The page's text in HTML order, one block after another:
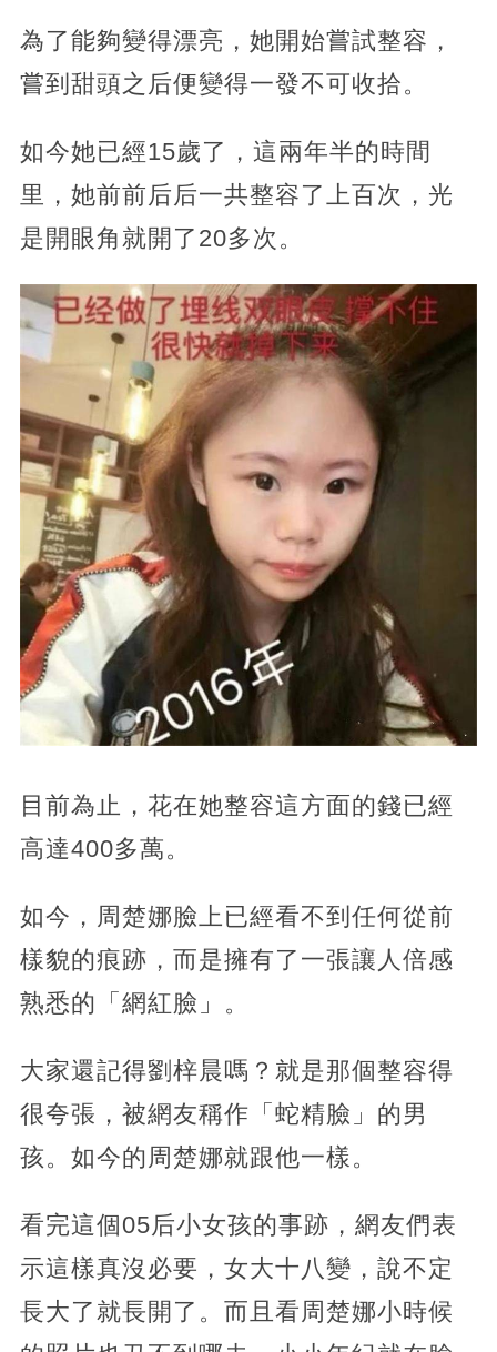
為了能夠變得漂亮，她開始嘗試整容，
嘗到甜頭之后便變得一發不可收拾。
如今她已經15歲了，這兩年半的時間
里，她前前后后一共整容了上百次，光
是開眼角就開了20多次。
目前為止，花在她整容這方面的錢已經
高達400多萬。
如今，周楚娜臉上已經看不到任何從前
樣貌的痕跡，而是擁有了一張讓人倍感
熟悉的「網紅臉」。
大家還記得劉梓晨嗎？就是那個整容得
很夸張，被網友稱作「蛇精臉」的男
孩。如今的周楚娜就跟他一樣。
看完這個05后小女孩的事跡，網友們表
示這樣真沒必要，女大十八變，說不定
長大了就長開了。而且看周楚娜小時候